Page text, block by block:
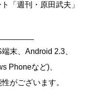
「週刊・原田武夫」
末、Android 2.3、
Phoneなど)、
がございます。